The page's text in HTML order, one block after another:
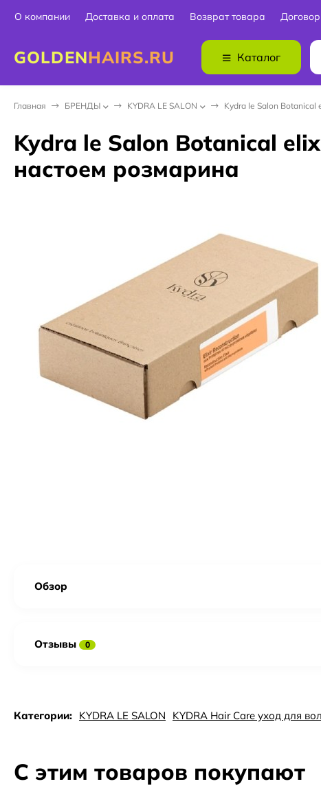
О компании Доставка и оплата Возврат товара
GOLDENHAIRS.RU Каталог
Главная БPEНДЫ KYDRA LE SALON Kydra le Salon Botanical
Kydra le Salon Botanical
настоем розмарина
Обзор
Отзывы 0
Категории: KYDRA LE SALON KYDRA Hair Care уход для
С этим товаров покупают